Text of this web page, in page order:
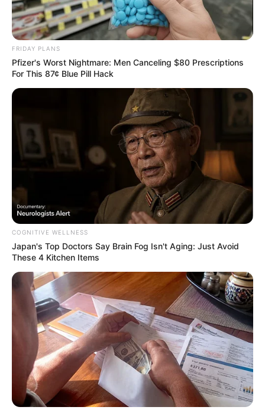
ฤกษ์มงคล ดูเพิ่มเติม
เสาร์ห้า คือ อะไร วันแรงจริงหรือหลอก ?
ฤกษ์มงคล
ฤกษ์สะเดาะเคราะห์ เสริมดวง 2569 ฤกษ์
มงคลสำหรับไหว้สา ทำบุญ ขอพร
ฤกษ์มงคล
ฤกษ์ดีขอพรพระพิฆเนศ วันวินายักจตุรถี
พฤษภาคม 2569
เว็บไซต์นี้ใช้คุกกี้
เพื่อการนำเสนอเนื้อหาที่ดี รวมถึงการจัดการข้อมูลส่วนบุคคล เพื่อให้คุณได้รับ
ประสบการณ์ที่ดีบนบริการของเว็บไซต์เรา หากคุณใช้บริการเว็บไซต์นี้ต่อไปโดย
ไม่มีการปรับตั้งค่าใดๆนั้น แสดงว่าคุณยอมรับนโยบายคุกกี้และนโยบายส่วน
บุคคลของเรา
ยอมรับ เรียนรู้เพิ่มเติม
FRIDAY PLANS
Pfizer's Worst Nightmare: Men Canceling $80 Prescriptions
For This 87¢ Blue Pill Hack
COGNITIVE WELLNESS
Japan's Top Doctors Say Bra​in Fo​g Isn't Aging: Just Avoid
These 4 Kitchen Items